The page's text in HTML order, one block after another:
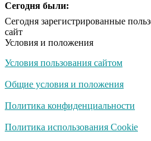
Сегодня были:
Сегодня зарегистрированные
сайт
Условия и положения
Условия пользования сайтом
Общие условия и положения
Политика конфиденциальности
Политика использования Cookie